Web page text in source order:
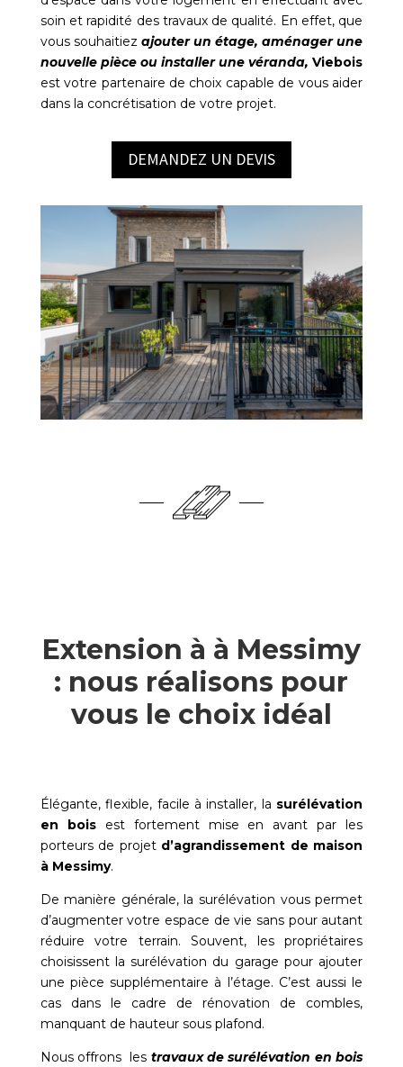
soin et rapidité des travaux de qualité. En effet, que
vous souhaitiez ajouter un étage, aménager une
nouvelle pièce ou installer une véranda, Viebois
est votre partenaire de choix capable de vous aider
dans la concrétisation de votre projet.
DEMANDEZ UN DEVIS
Extension à à Messimy
: nous réalisons pour
vous le choix idéal
Élégante, flexible, facile à installer, la surélévation
en boisest fortement mise en avant par les
porteurs de projet d’agrandissement de maison
à Messimy.
De manière générale, la surélévation vous permet
d’augmenter votre espace de vie sans pour autant
réduire votre terrain. Souvent, les propriétaires
choisissent la surélévation du garage pour ajouter
une pièce supplémentaire à l’étage. C’est aussi le
cas dans le cadre de rénovation de combles,
manquant de hauteur sous plafond.
Nous offrons les travaux de surélévation en bois